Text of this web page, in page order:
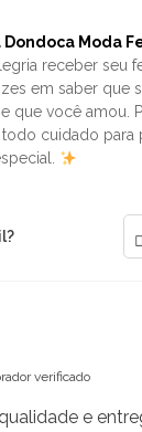
Dondoca Moda
receber seu
em saber que
que você amou.
cuidado para
verificado
e